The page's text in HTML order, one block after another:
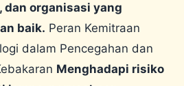
dan organisasi yang
baik. Peran Kemitraan
dalam Pencegahan dan
Menghadapi risiko